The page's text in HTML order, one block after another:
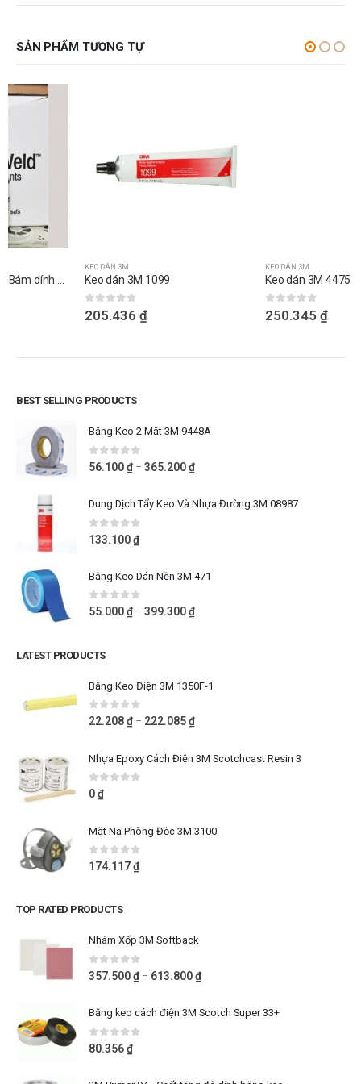
SẢN PHẨM TƯƠNG TỰ
Keo dán 3M 1099 Keo dán 3M 4475 – Liên kết mạnh và chống nước tốt
BEST SELLING PRODUCTS
Băng Keo 2 Mặt 3M 9448A
0out of 5
56.100₫ – 365.200₫
Dung Dịch Tẩy Keo Và Nhựa Đường 3M 08987
0out of 5
133.100₫
Băng Keo Dán Nền 3M 471
0out of 5
55.000₫ – 399.300₫
LATEST PRODUCTS
Băng Keo Điện 3M 1350F-1
0out of 5
22.208₫ – 222.085₫
Nhựa Epoxy Cách Điện 3M Scotchcast Resin 3
0 out of 5
0₫
Mặt Nạ Phòng Độc 3M 3100
0out of 5
174.117₫
TOP RATED PRODUCTS
Nhám Xốp 3M Softback
0out of 5
357.500₫ – 613.800₫
Băng keo cách điện 3M Scotch Super 33+
0out of 5
80.356₫